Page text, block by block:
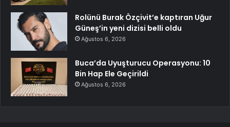
Rolünü Burak Özçivit’e kaptıran Uğur
Güneş’in yeni dizisi belli oldu
Ağustos 6, 2026
Buca’da Uyuşturucu Operasyonu: 10
Bin Hap Ele Geçirildi
Ağustos 6, 2026